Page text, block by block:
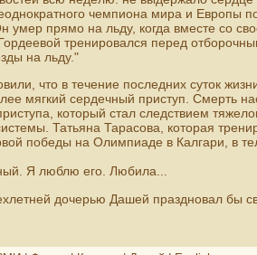
чемпиона мира и Европы
умер прямо на льду, когда вместе со
тренировался перед
на льду."
что в течение последних суток
мягкий сердечный приступ. Смерть
который стал следствием
Татьяна Тарасова, которая
победы на Олимпиаде в Калгари, в
Я люблю его. Любила...
дочерью Дашей праздновал бы